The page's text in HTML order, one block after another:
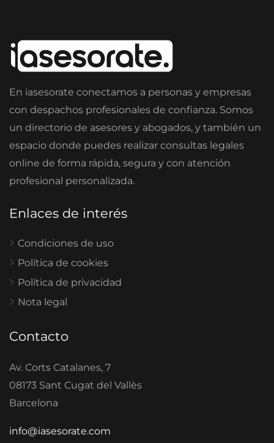
En iasesorate conectamos a personas y empresas
con despachos profesionales de confianza. Somos
un directorio de asesores y abogados, y también un
espacio donde puedes realizar consultas legales
online de forma rápida, segura y con atención
profesional personalizada.
Enlaces de interés
Condiciones de uso
Política de cookies
Política de privacidad
Nota legal
Contacto
Av. Corts Catalanes, 7
08173 Sant Cugat del Vallès
Barcelona
info@iasesorate.com